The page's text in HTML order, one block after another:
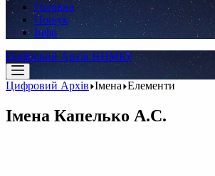
Головна
Пошук
Інфо
Цифровий Архів ННМБУ
Цифровий Архів Імена Елементи
Імена Капелько А.С.